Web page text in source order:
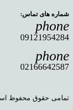
شماره های تماس:
phone
09121954284
phone
02166642587
تمامی حقوق محفوظ